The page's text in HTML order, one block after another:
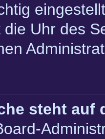
Uhr des
steht